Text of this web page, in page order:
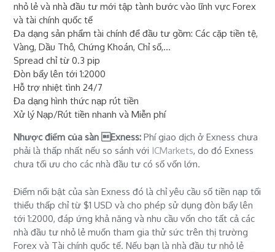
nhỏ lẻ và nhà đầu tư mới tập tành bước vào lĩnh vực Forex
và tài chính quốc tế
Đa dạng sản phẩm tài chính để đầu tư gồm: Các cặp tiền tệ,
Vàng, Dầu Thô, Chứng Khoán, Chỉ số,...
Spread chỉ từ 0.3 pip
Đòn bẩy lên tới 1:2000
Hỗ trợ nhiệt tình 24/7
Đa dạng hình thức nạp rút tiền
Xử lý Nạp/Rút tiền nhanh và Miễn phí
Nhược điểm của sàn Exness: Phí giao dịch ở Exness chưa
phải là thấp nhất nếu so sánh với ICMarkets, do đó Exness
chưa tối ưu cho các nhà đầu tư có số vốn lớn.
Điểm nổi bật của sàn Exness đó là chỉ yêu cầu số tiền nạp tối
thiểu thấp chỉ từ $1 USD và cho phép sử dụng đòn bẩy lên
tới 1:2000, đáp ứng khả năng và nhu cầu vốn cho tất cả các
nhà đầu tư nhỏ lẻ muốn tham gia thử sức trên thị trường
Forex và Tài chính quốc tế. Nếu bạn là nhà đầu tư nhỏ lẻ